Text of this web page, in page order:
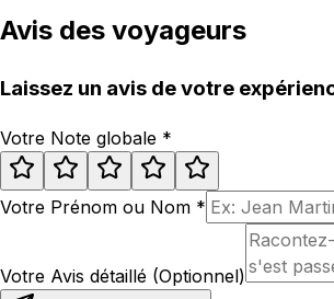
Avis des voyageurs
Laissez un avis de votre
Votre Note globale *
Votre Prénom ou Nom *
Votre Avis détaillé (Optionnel)